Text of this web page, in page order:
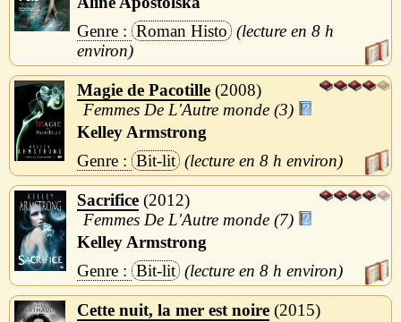
Roman Histo
8 h
Magie de Pacotille 2008
Femmes De L'Autre monde (3)
Kelley Armstrong
Bit-lit
8 h
Sacrifice 2012
Femmes De L'Autre monde (7)
Kelley Armstrong
Bit-lit
8 h
Cette nuit, la mer est noire 2015